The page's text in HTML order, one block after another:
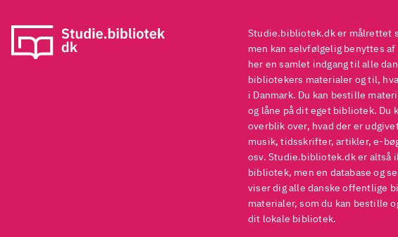
Studie.bibliotek.dk er målrettet
men kan selvfølgelig benyttes af
her en samlet indgang til alle
bibliotekers materialer og til,
i Danmark. Du kan bestille
og låne på dit eget bibliotek. Du
overblik over, hvad der er
musik, tidsskrifter, artikler, e-
osv. Studie.bibliotek.dk er altså
bibliotek, men en database og
viser dig alle danske offentlige
materialer, som du kan bestille
dit lokale bibliotek.